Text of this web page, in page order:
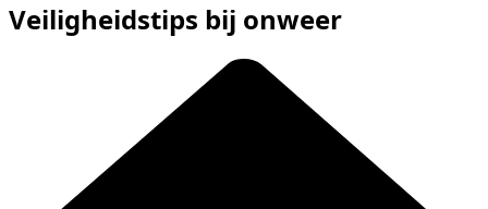
Veiligheidstips bij onweer